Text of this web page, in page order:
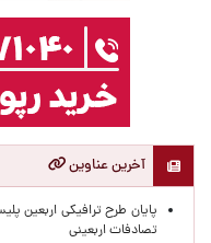
آخرین عناوین
تصادفات اربعینی